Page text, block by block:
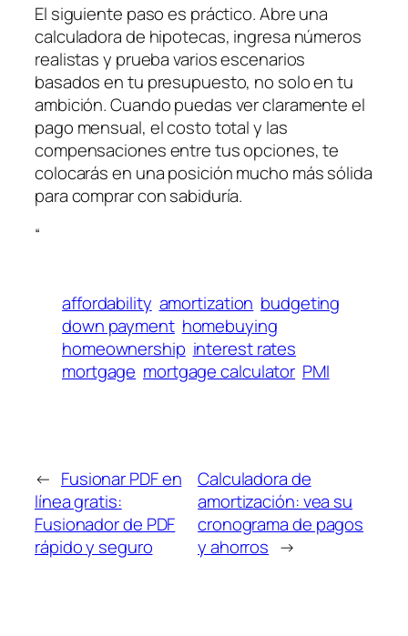
El siguiente paso es práctico. Abre una
calculadora de hipotecas, ingresa números
realistas y prueba varios escenarios
basados en tu presupuesto, no solo en tu
ambición. Cuando puedas ver claramente el
pago mensual, el costo total y las
compensaciones entre tus opciones, te
colocarás en una posición mucho más sólida
para comprar con sabiduría.
“
affordability amortization budgeting
down payment homebuying
homeownership interest rates
mortgage mortgage calculator PMI
← Fusionar PDF en
línea gratis:
Fusionador de PDF
rápido y seguro
Calculadora de
amortización: vea su
cronograma de pagos
y ahorros →